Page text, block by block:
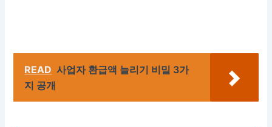
READ 사업자 환급액 늘리기 비밀 3가
지 공개